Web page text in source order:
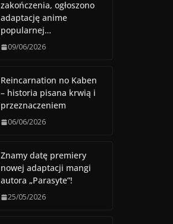
zakończenia, ogłoszono
adaptację anime
popularnej…
09/06/2026
Reincarnation no Kaben
– historia pisana krwią i
przeznaczeniem
06/06/2026
Znamy datę premiery
nowej adaptacji mangi
autora „Parasyte”!
25/05/2026